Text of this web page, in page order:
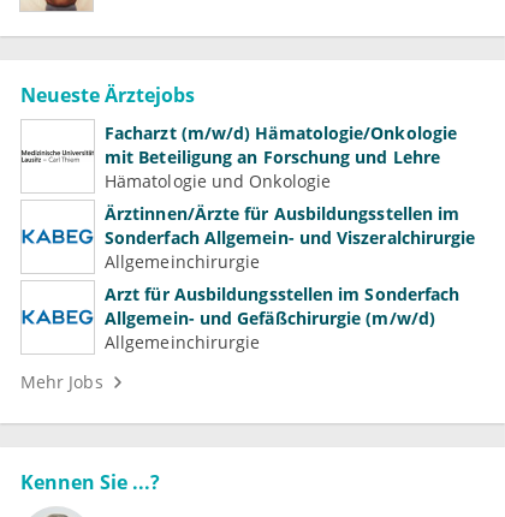
Neueste Ärztejobs
Facharzt (m/w/d) Hämatologie/Onkologie
mit Beteiligung an Forschung und Lehre
Hämatologie und Onkologie
Ärztinnen/Ärzte für Ausbildungsstellen im
Sonderfach Allgemein- und Viszeralchirurgie
Allgemeinchirurgie
Arzt für Ausbildungsstellen im Sonderfach
Allgemein- und Gefäßchirurgie (m/w/d)
Allgemeinchirurgie
Mehr Jobs
Kennen Sie ...?